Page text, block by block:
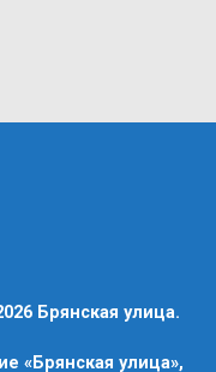
Брянская улица.
«Брянская улица»,